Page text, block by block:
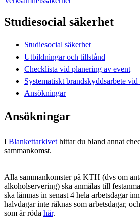
Studiesocial säkerhet
Studiesocial säkerhet
Utbildningar och tillstånd
Checklista vid planering av event
Systematiskt brandskyddsarbete vid
Ansökningar
Ansökningar
I Blankettarkivet hittar du bland annat
sammankomst.
Alla sammankomster på KTH (dvs om
alkoholservering) ska anmälas till
ska lämnas in senast 4 hela arbetsdagar
halvdagar inte räknas som arbetsdagar,
som är röda här.